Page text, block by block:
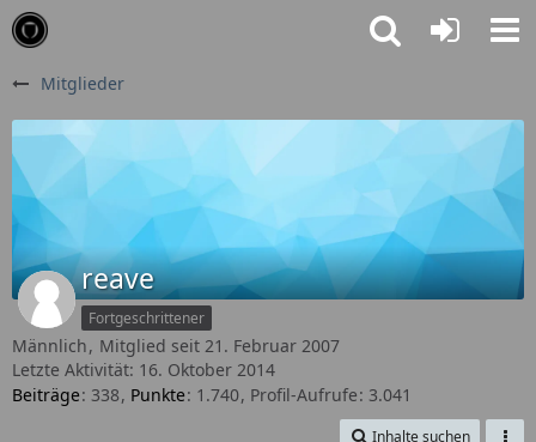
Mitglieder
reave
Fortgeschrittener
Männlich
Mitglied seit 21. Februar 2007
Letzte Aktivität: 16. Oktober 2014
Beiträge 338 Punkte 1.740 Profil-Aufrufe 3.041
Inhalte suchen